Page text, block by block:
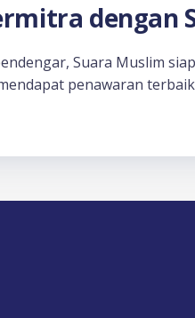
dengan
Suara Muslim
penawaran